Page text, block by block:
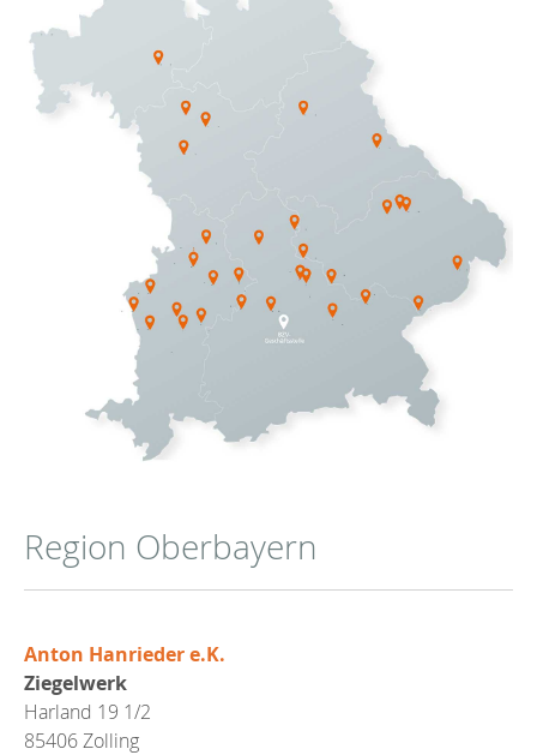
Region Oberbayern
Anton Hanrieder e.K.
Ziegelwerk
Harland 19 1/2
85406 Zolling